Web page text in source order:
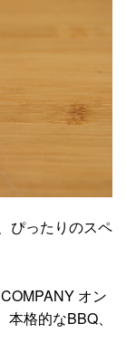
ぴったりのスペ
オン
格的なBBQ、